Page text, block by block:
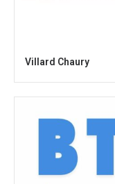
Villard Chaury